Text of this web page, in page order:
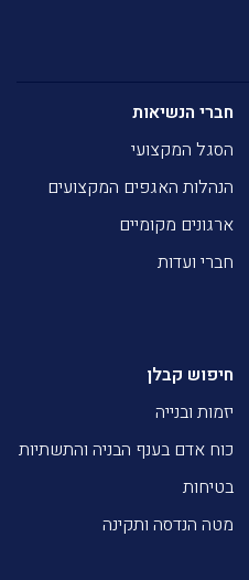
חברי הנשיאות
הסגל המקצועי
הנהלות האגפים המקצועים
ארגונים מקומיים
חברי ועדות
חיפוש קבלן
יזמות ובנייה
כוח אדם בענף הבניה והתשתיות
בטיחות
מטה הנדסה ותקינה